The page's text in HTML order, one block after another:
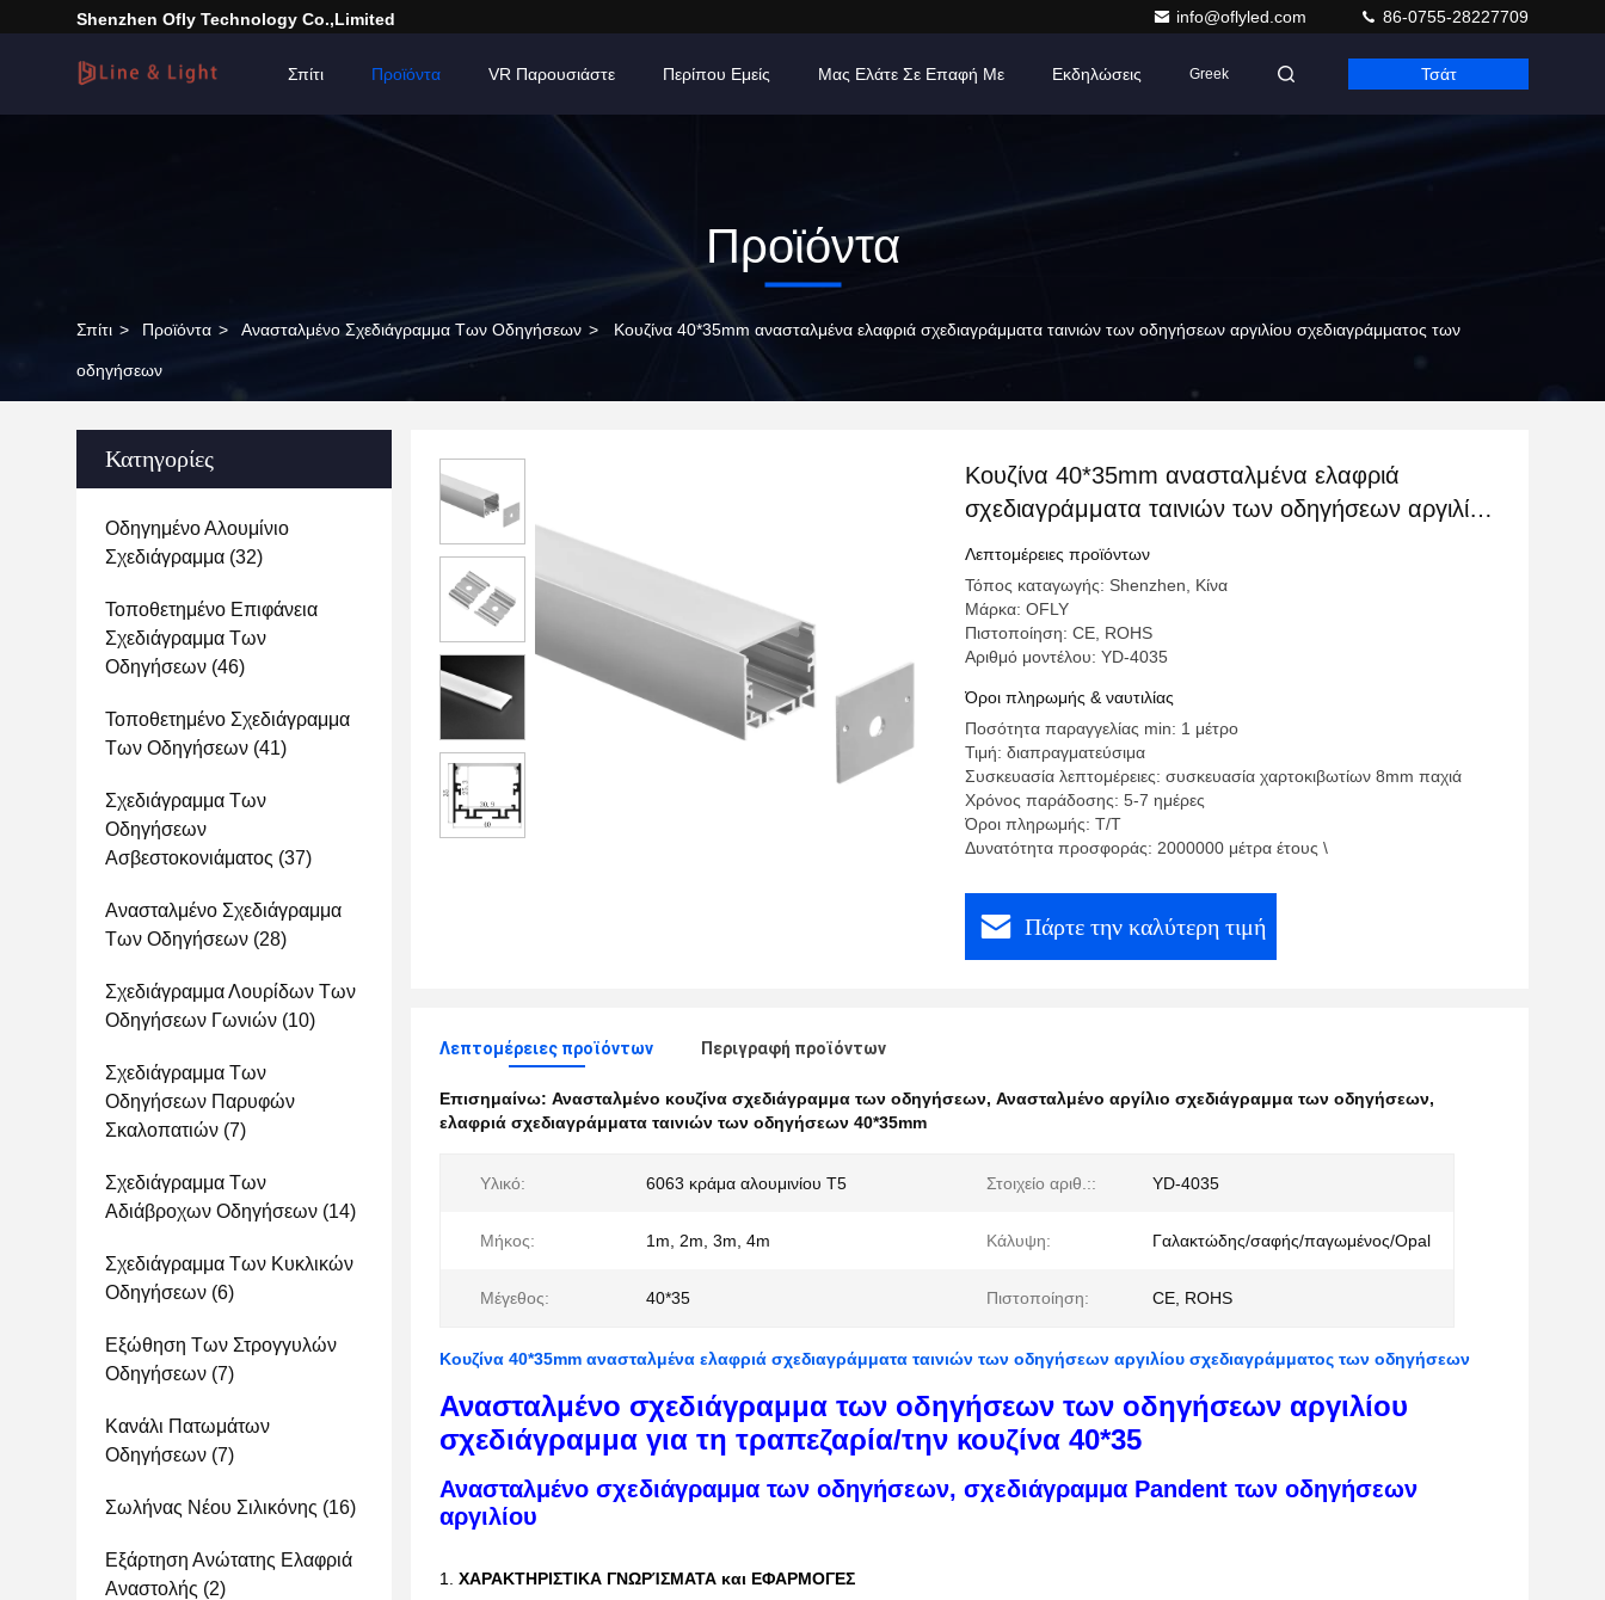
Shenzhen Ofly Technology Co.,Limited info@oflyled.com 86-0755-28227709
Σπίτι Προϊόντα VR Παρουσιάστε Περίπου Εμείς Μας Ελάτε Σε Επαφή Με Εκδηλώσεις Greek Τσάτ
Προϊόντα
Σπίτι > Προϊόντα > Ανασταλμένο Σχεδιάγραμμα Των Οδηγήσεων > Κουζίνα 40*35mm ανασταλμένα ελαφριά σχεδιαγράμματα ταινιών των οδηγήσεων αργιλίου σχεδιαγράμματος των
οδηγήσεων
Κατηγορίες
Οδηγημένο Αλουμίνιο
Σχεδιάγραμμα (32)
Τοποθετημένο Επιφάνεια
Σχεδιάγραμμα Των
Οδηγήσεων (46)
Τοποθετημένο Σχεδιάγραμμα
Των Οδηγήσεων (41)
Σχεδιάγραμμα Των
Οδηγήσεων
Ασβεστοκονιάματος (37)
Ανασταλμένο Σχεδιάγραμμα
Των Οδηγήσεων (28)
Σχεδιάγραμμα Λουρίδων Των
Οδηγήσεων Γωνιών (10)
Σχεδιάγραμμα Των
Οδηγήσεων Παρυφών
Σκαλοπατιών (7)
Σχεδιάγραμμα Των
Αδιάβροχων Οδηγήσεων (14)
Σχεδιάγραμμα Των Κυκλικών
Οδηγήσεων (6)
Εξώθηση Των Στρογγυλών
Οδηγήσεων (7)
Κανάλι Πατωμάτων
Οδηγήσεων (7)
Σωλήνας Νέου Σιλικόνης (16)
Εξάρτηση Ανώτατης Ελαφριά
Αναστολής (2)
Κουζίνα 40*35mm ανασταλμένα ελαφριά
σχεδιαγράμματα ταινιών των οδηγήσεων αργιλίου
σχεδιαγράμματος των οδηγήσεων
Λεπτομέρειες προϊόντων
Τόπος καταγωγής: Shenzhen, Κίνα
Μάρκα: OFLY
Πιστοποίηση: CE, ROHS
Αριθμό μοντέλου: YD-4035
Όροι πληρωμής & ναυτιλίας
Ποσότητα παραγγελίας min: 1 μέτρο
Τιμή: διαπραγματεύσιμα
Συσκευασία λεπτομέρειες: συσκευασία χαρτοκιβωτίων 8mm παχιά
Χρόνος παράδοσης: 5-7 ημέρες
Όροι πληρωμής: T/T
Δυνατότητα προσφοράς: 2000000 μέτρα έτους \
Πάρτε την καλύτερη τιμή
Λεπτομέρειες προϊόντων Περιγραφή προϊόντων
Επισημαίνω: Ανασταλμένο κουζίνα σχεδιάγραμμα των οδηγήσεων, Ανασταλμένο αργίλιο σχεδιάγραμμα των οδηγήσεων,
ελαφριά σχεδιαγράμματα ταινιών των οδηγήσεων 40*35mm
Υλικό: 6063 κράμα αλουμινίου T5 Στοιχείο αριθ.:: YD-4035
Μήκος: 1m, 2m, 3m, 4m Κάλυψη: Γαλακτώδης/σαφής/παγωμένος/Opal
Μέγεθος: 40*35 Πιστοποίηση: CE, ROHS
Κουζίνα 40*35mm ανασταλμένα ελαφριά σχεδιαγράμματα ταινιών των οδηγήσεων αργιλίου σχεδιαγράμματος των οδηγήσεων
Ανασταλμένο σχεδιάγραμμα των οδηγήσεων των οδηγήσεων αργιλίου
σχεδιάγραμμα για τη τραπεζαρία/την κουζίνα 40*35
Ανασταλμένο σχεδιάγραμμα των οδηγήσεων, σχεδιάγραμμα Pandent των οδηγήσεων
αργιλίου
1. ΧΑΡΑΚΤΗΡΙΣΤΙΚΑ ΓΝΩΡΊΣΜΑΤΑ και ΕΦΑΡΜΟΓΕΣ